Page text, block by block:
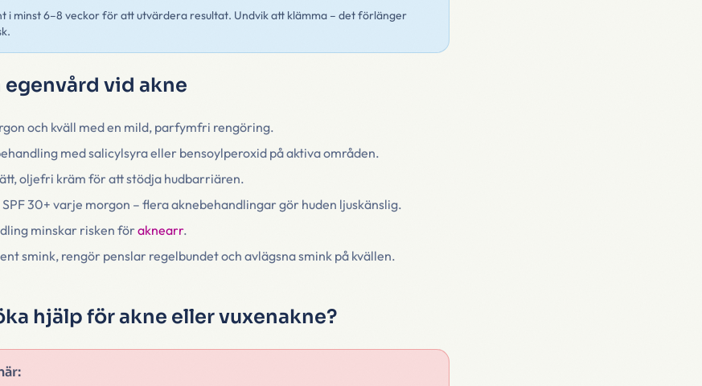
i minst 6–8 veckor för att utvärdera resultat. Undvik att klämma – det förlänger
vid akne
och kväll med en mild, parfymfri rengöring.
med salicylsyra eller bensoylperoxid på aktiva områden.
oljefri kräm för att stödja hudbarriären.
30+ varje morgon – flera aknebehandlingar gör huden ljuskänslig.
minskar risken föraknearr.
smink, rengör penslar regelbundet och avlägsna smink på kvällen.
hjälp för akne eller vuxenakne?